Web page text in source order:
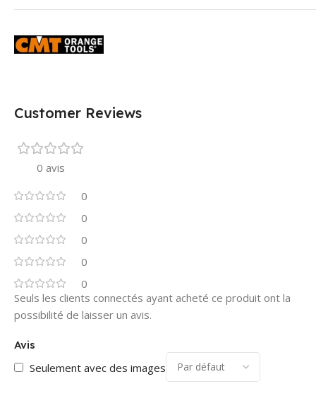
Customer Reviews
0 avis
0
0
0
0
0
Avis
Seulement avec des images
Seuls les clients connectés ayant acheté ce produit ont la
possibilité de laisser un avis.